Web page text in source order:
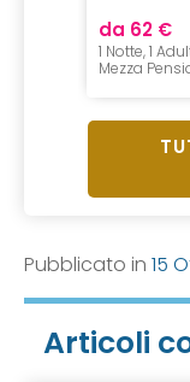
da 62 €
1 Notte, 1
Mezza
Pubblicato in 15
Articoli